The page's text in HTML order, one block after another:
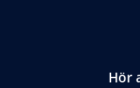
Hör